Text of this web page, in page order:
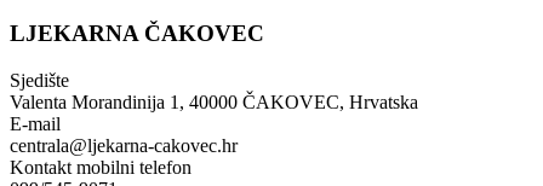
LJEKARNA ČAKOVEC
Sjedište
Valenta Morandinija 1, 40000 ČAKOVEC, Hrvatska
E-mail
centrala@ljekarna-cakovec.hr
Kontakt mobilni telefon